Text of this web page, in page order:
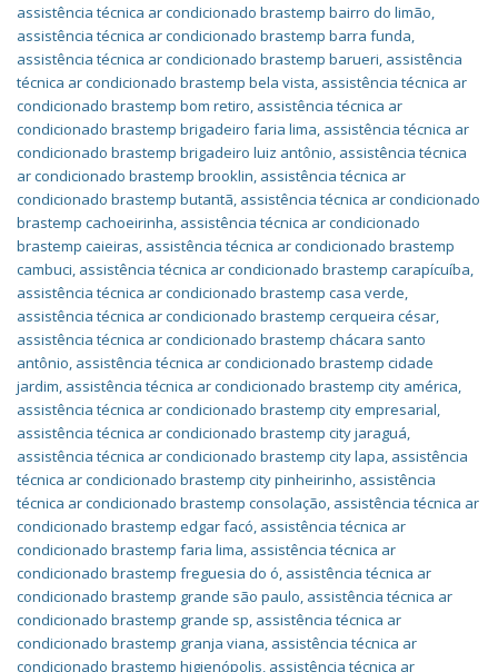
assistência técnica ar condicionado brastemp bairro do limão,
assistência técnica ar condicionado brastemp barra funda,
assistência técnica ar condicionado brastemp barueri, assistência
técnica ar condicionado brastemp bela vista, assistência técnica ar
condicionado brastemp bom retiro, assistência técnica ar
condicionado brastemp brigadeiro faria lima, assistência técnica ar
condicionado brastemp brigadeiro luiz antônio, assistência técnica
ar condicionado brastemp brooklin, assistência técnica ar
condicionado brastemp butantã, assistência técnica ar condicionado
brastemp cachoeirinha, assistência técnica ar condicionado
brastemp caieiras, assistência técnica ar condicionado brastemp
cambuci, assistência técnica ar condicionado brastemp carapícuíba,
assistência técnica ar condicionado brastemp casa verde,
assistência técnica ar condicionado brastemp cerqueira césar,
assistência técnica ar condicionado brastemp chácara santo
antônio, assistência técnica ar condicionado brastemp cidade
jardim, assistência técnica ar condicionado brastemp city américa,
assistência técnica ar condicionado brastemp city empresarial,
assistência técnica ar condicionado brastemp city jaraguá,
assistência técnica ar condicionado brastemp city lapa, assistência
técnica ar condicionado brastemp city pinheirinho, assistência
técnica ar condicionado brastemp consolação, assistência técnica ar
condicionado brastemp edgar facó, assistência técnica ar
condicionado brastemp faria lima, assistência técnica ar
condicionado brastemp freguesia do ó, assistência técnica ar
condicionado brastemp grande são paulo, assistência técnica ar
condicionado brastemp grande sp, assistência técnica ar
condicionado brastemp granja viana, assistência técnica ar
condicionado brastemp higienópolis, assistência técnica ar